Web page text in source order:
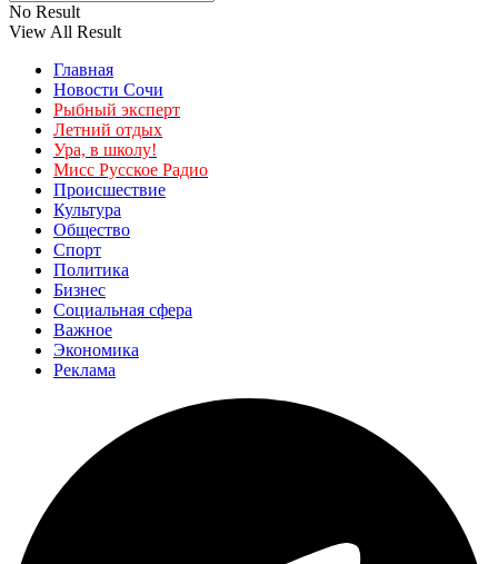
No Result
View All Result
Главная
Новости Сочи
Рыбный эксперт
Летний отдых
Ура, в школу!
Мисс Русское Радио
Происшествие
Культура
Общество
Спорт
Политика
Бизнес
Социальная сфера
Важное
Экономика
Реклама